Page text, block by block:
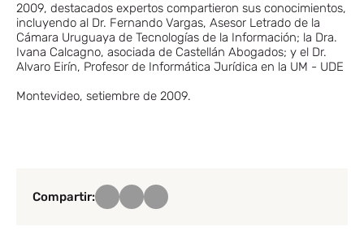
2009, destacados expertos compartieron sus conocimientos,
incluyendo al Dr. Fernando Vargas, Asesor Letrado de la
Cámara Uruguaya de Tecnologías de la Información; la Dra.
Ivana Calcagno, asociada de Castellán Abogados; y el Dr.
Alvaro Eirín, Profesor de Informática Jurídica en la UM - UDE
Montevideo, setiembre de 2009.
Compartir: